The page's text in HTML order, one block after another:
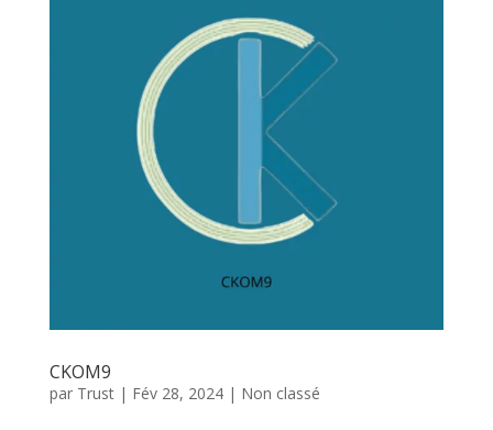
CKOM9
par Trust| Fév 28, 2024| Non classé